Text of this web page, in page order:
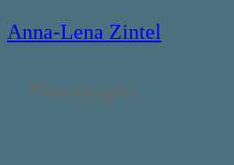
Anna-Lena Zintel
Photography